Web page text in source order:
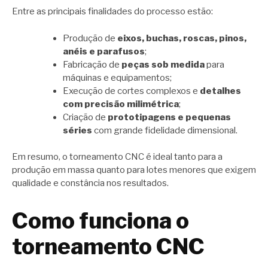
Entre as principais finalidades do processo estão:
Produção de eixos, buchas, roscas, pinos,
anéis e parafusos;
Fabricação de peças sob medidapara
máquinas e equipamentos;
Execução de cortes complexos e detalhes
com precisão milimétrica;
Criação de prototipagens e pequenas
séries com grande fidelidade dimensional.
Em resumo, o torneamento CNC é ideal tanto para a
produção em massa quanto para lotes menores que exigem
qualidade e constância nos resultados.
Como funciona o
torneamento CNC